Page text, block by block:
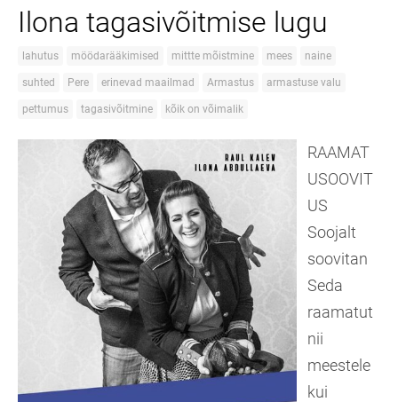
Ilona tagasivõitmise lugu
lahutus möödarääkimised mittte mõistmine mees naine
suhted Pere erinevad maailmad Armastus armastuse valu
pettumus tagasivõitmine kõik on võimalik
RAAMAT
USOOVIT
US
Soojalt
soovitan
Seda
raamatut
nii
meestele
kui